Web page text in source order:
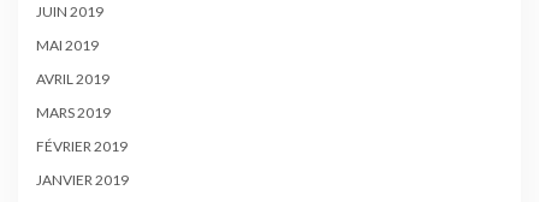
JUIN 2019
MAI 2019
AVRIL 2019
MARS 2019
FÉVRIER 2019
JANVIER 2019